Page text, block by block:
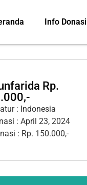
Info Donasi
Rp.
: Indonesia
: April 23, 2024
: Rp. 150.000,-